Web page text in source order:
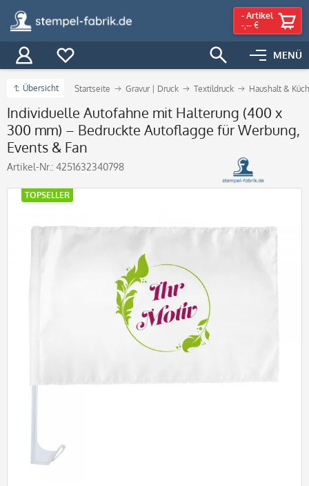
MENÜ
- Artikel
-,-- €
Übersicht Startseite Gravur | Druck Textildruck Haushalt &
Individuelle Autofahne mit Halterung (400 x
300 mm) – Bedruckte Autoflagge für Werbung,
Events & Fan
Artikel-Nr.: 4251632340798
TOPSELLER